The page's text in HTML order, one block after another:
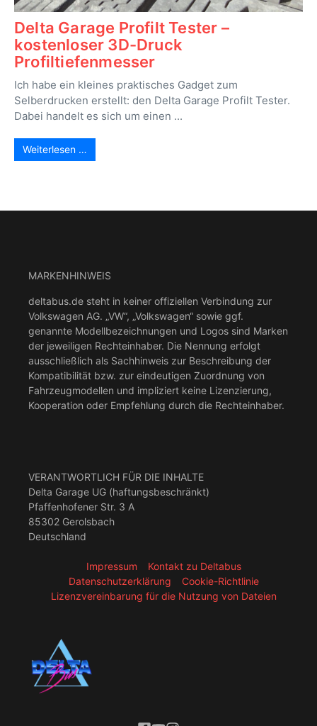
Delta Garage Profilt Tester –
kostenloser 3D-Druck
Profiltiefenmesser
Ich habe ein kleines praktisches Gadget zum
Selberdrucken erstellt: den Delta Garage Profilt Tester.
Dabei handelt es sich um einen ...
Weiterlesen …
MARKENHINWEIS
deltabus.de steht in keiner offiziellen Verbindung zur
Volkswagen AG. „VW“, „Volkswagen“ sowie ggf.
genannte Modellbezeichnungen und Logos sind Marken
der jeweiligen Rechteinhaber. Die Nennung erfolgt
ausschließlich als Sachhinweis zur Beschreibung der
Kompatibilität bzw. zur eindeutigen Zuordnung von
Fahrzeugmodellen und impliziert keine Lizenzierung,
Kooperation oder Empfehlung durch die Rechteinhaber.
VERANTWORTLICH FÜR DIE INHALTE
Delta Garage UG (haftungsbeschränkt)
Pfaffenhofener Str. 3 A
85302 Gerolsbach
Deutschland
Impressum
Kontakt zu Deltabus
Datenschutzerklärung
Cookie-Richtlinie
Lizenzvereinbarung für die Nutzung von Dateien